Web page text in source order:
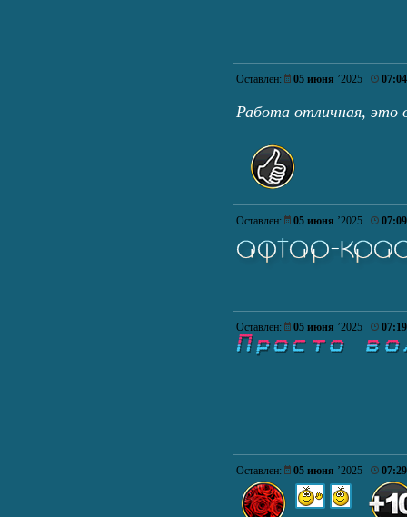
Оставлен: 05 июня ’2025 07:04
Работа отличная, это
Оставлен: 05 июня ’2025 07:09
Оставлен: 05 июня ’2025 07:19
Оставлен: 05 июня ’2025 07:29